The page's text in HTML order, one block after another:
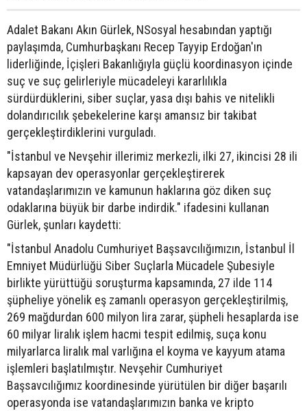
Adalet Bakanı Akın Gürlek, NSosyal hesabından yaptığı
paylaşımda, Cumhurbaşkanı Recep Tayyip Erdoğan'ın
liderliğinde, İçişleri Bakanlığıyla güçlü koordinasyon içinde
suç ve suç gelirleriyle mücadeleyi kararlılıkla
sürdürdüklerini, siber suçlar, yasa dışı bahis ve nitelikli
dolandırıcılık şebekelerine karşı amansız bir takibat
gerçekleştirdiklerini vurguladı.
"İstanbul ve Nevşehir illerimiz merkezli, ilki 27, ikincisi 28 ili
kapsayan dev operasyonlar gerçekleştirerek
vatandaşlarımızın ve kamunun haklarına göz diken suç
odaklarına büyük bir darbe indirdik." ifadesini kullanan
Gürlek, şunları kaydetti:
"İstanbul Anadolu Cumhuriyet Başsavcılığımızın, İstanbul İl
Emniyet Müdürlüğü Siber Suçlarla Mücadele Şubesiyle
birlikte yürüttüğü soruşturma kapsamında, 27 ilde 114
şüpheliye yönelik eş zamanlı operasyon gerçekleştirilmiş,
269 mağdurdan 600 milyon lira zarar, şüpheli hesaplarda ise
60 milyar liralık işlem hacmi tespit edilmiş, suça konu
milyarlarca liralık mal varlığına el koyma ve kayyum atama
işlemleri başlatılmıştır. Nevşehir Cumhuriyet
Başsavcılığımız koordinesinde yürütülen bir diğer başarılı
operasyonda ise vatandaşlarımızın banka ve kripto